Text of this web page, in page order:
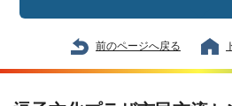
前のページへ戻る